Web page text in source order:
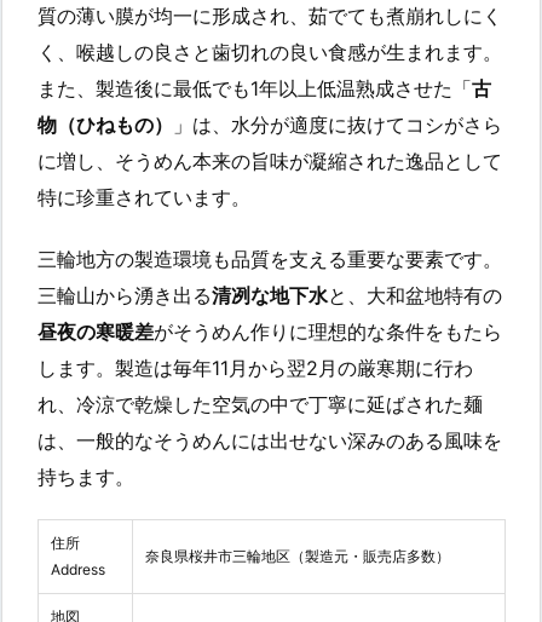
質の薄い膜が均一に形成され、茹でても煮崩れしにく
く、喉越しの良さと歯切れの良い食感が生まれます。
また、製造後に最低でも1年以上低温熟成させた「古
物（ひねもの）
」は、水分が適度に抜けてコシがさら
に増し、そうめん本来の旨味が凝縮された逸品として
特に珍重されています。
三輪地方の製造環境も品質を支える重要な要素です。
三輪山から湧き出る清冽な地下水と、大和盆地特有の
昼夜の寒暖差がそうめん作りに理想的な条件をもたら
します。製造は毎年11月から翌2月の厳寒期に行わ
れ、冷涼で乾燥した空気の中で丁寧に延ばされた麺
は、一般的なそうめんには出せない深みのある風味を
持ちます。
住所
Address
奈良県桜井市三輪地区（製造元・販売店多数）
地図